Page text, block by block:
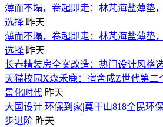
薄而不塌，卷起即走：林芃海盐薄垫
选择 昨天
薄而不塌，卷起即走：林芃海盐薄垫
选择 昨天
长春精装房全案改造：热门设计风格
天猫校园X森禾鹿：宿舍成Z世代第二
景化时代 昨天
大国设计 环保到家|莫干山818全民环
步进阶 昨天